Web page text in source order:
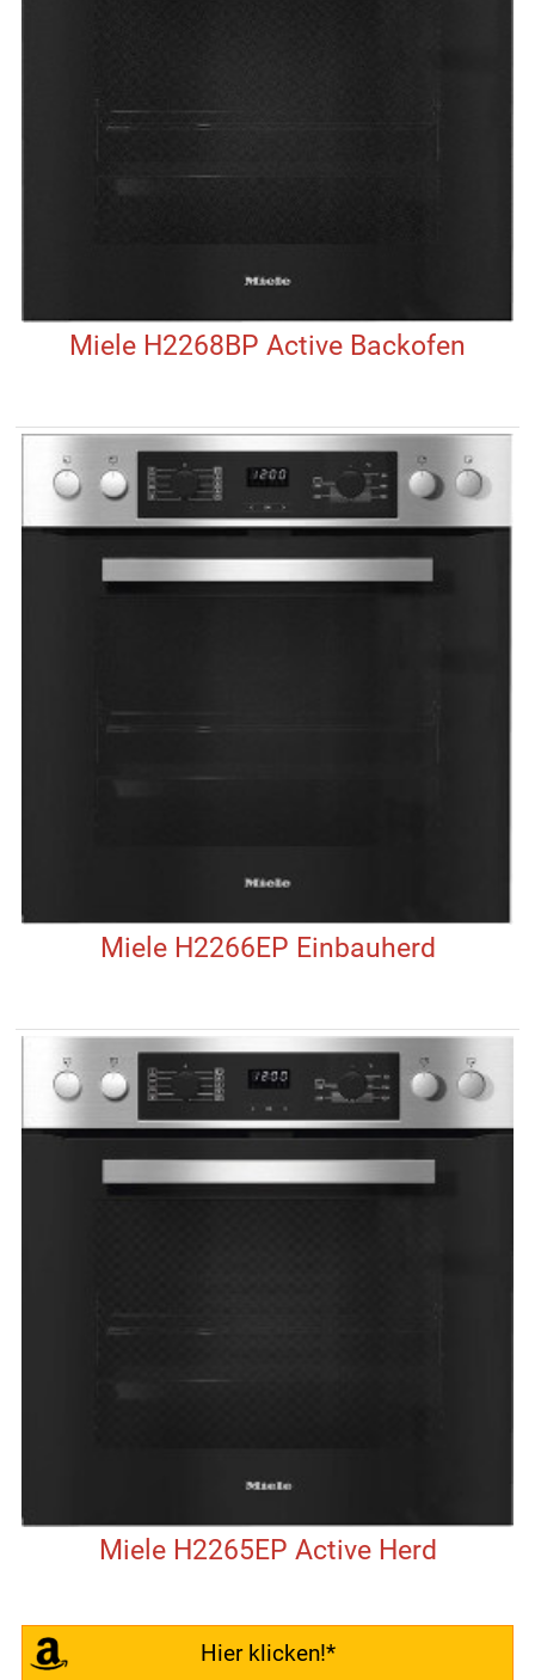
Miele H2268BP Active Backofen
Miele H2266EP Einbauherd
Miele H2265EP Active Herd
Hier klicken!*